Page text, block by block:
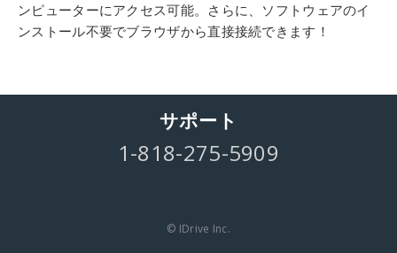
ンピューターにアクセス可能。さらに、ソフトウェアのイ
ンストール不要でブラウザから直接接続できます！
サポート
1-818-275-5909
© IDrive Inc.